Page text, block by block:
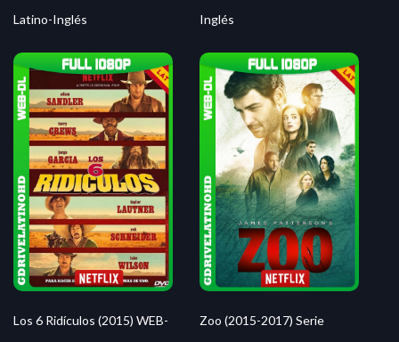
Latino-Inglés Inglés
Los 6 Ridículos (2015) WEB- Zoo (2015-2017) Serie